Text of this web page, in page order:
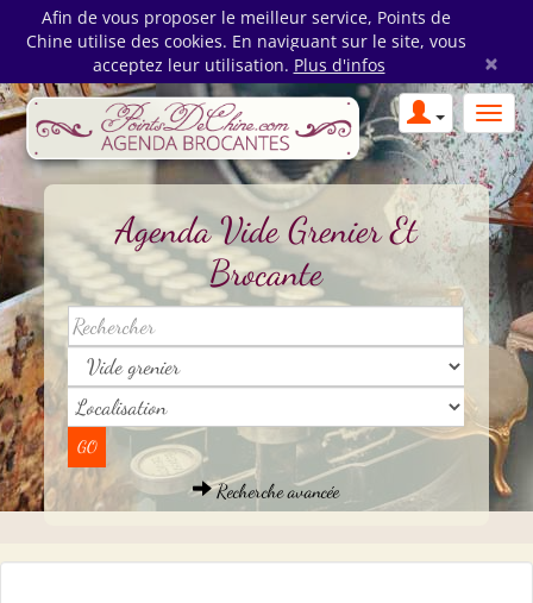
Afin de vous proposer le meilleur service, Points de
Chine utilise des cookies. En naviguant sur le site, vous
acceptez leur utilisation. Plus d'infos ×
Agenda Vide Grenier Et
Brocante
Recherche avancée